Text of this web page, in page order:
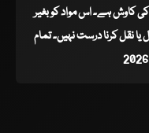
کی کاوش ہے۔ اس مواد کو بغیر
نقل کرنا درست نہیں۔ تمام